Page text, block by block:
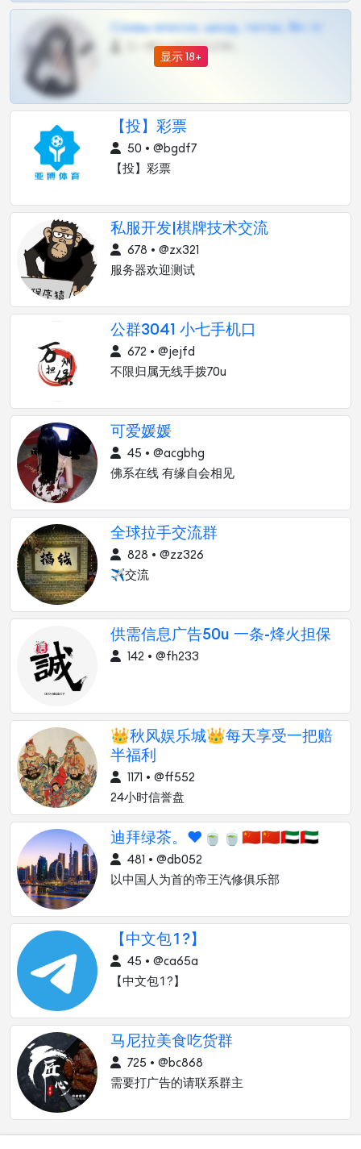
显示 18+
Сливы вписок, шкод, теток, 18+ тг
【投】彩票
50 • @bgdf7
【投】彩票
私服开发|棋牌技术交流
678 • @zx321
服务器欢迎测试
公群3041 小七手机口
672 • @jejfd
不限归属无线手拨70u
可爱媛媛
45 • @acgbhg
佛系在线 有缘自会相见
全球拉手交流群
828 • @zz326
✈️交流
供需信息广告50u 一条-烽火担保
142 • @fh233
👑秋风娱乐城👑每天享受一把赔
半福利
1171 • @ff552
24小时信誉盘
迪拜绿茶。❤🍵🍵🇨🇳🇨🇳🇦🇪🇦🇪
481 • @db052
以中国人为首的帝王汽修俱乐部
【中文包?】
45 • @ca65a
【中文包?】
马尼拉美食吃货群
725 • @bc868
需要打广告的请联系群主